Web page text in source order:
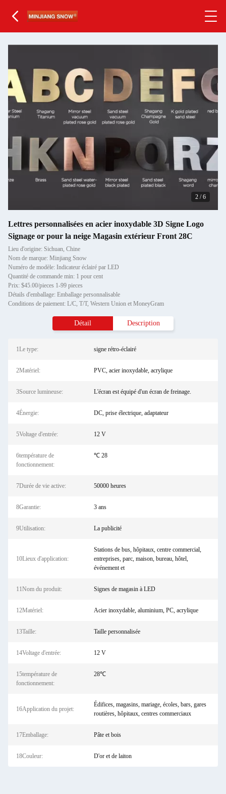
2 /6
Lettres personnalisées en acier inoxydable 3D Signe Logo
Signage or pour la neige Magasin extérieur Front 28C
Lieu d'origine: Sichuan, Chine
Nom de marque: Minjiang Snow
Numéro de modèle: Indicateur éclairé par LED
Quantité de commande min: 1 pour cent
Prix: $45.00/pieces 1-99 pieces
Détails d'emballage: Emballage personnalisable
Conditions de paiement: L/C, T/T, Western Union et MoneyGram
Détail Description
1Le type: signe rétro-éclairé
2Matériel: PVC, acier inoxydable, acrylique
3Source lumineuse: L'écran est équipé d'un écran de freinage.
4Énergie: DC, prise électrique, adaptateur
5Voltage d'entrée: 12 V
6température de
fonctionnement:
℃ 28
7Durée de vie active: 50000 heures
8Garantie: 3 ans
9Utilisation: La publicité
10Lieux d'application:
Stations de bus, hôpitaux, centre commercial,
entreprises, parc, maison, bureau, hôtel,
événement et
11Nom du produit: Signes de magasin à LED
12Matériel: Acier inoxydable, aluminium, PC, acrylique
13Taille: Taille personnalisée
14Voltage d'entrée: 12 V
15température de
fonctionnement:
28℃
16Application du projet:
Édifices, magasins, mariage, écoles, bars, gares
routières, hôpitaux, centres commerciaux
17Emballage: Pâte et bois
18Couleur: D'or et de laiton